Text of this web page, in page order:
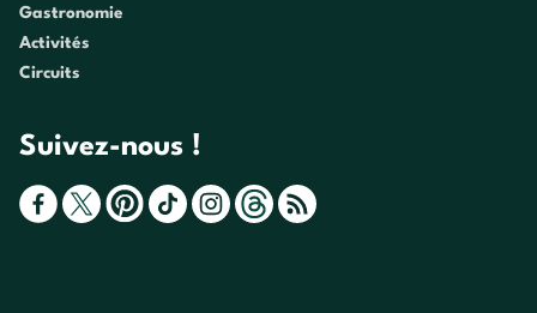
Gastronomie
Activités
Circuits
Suivez-nous !